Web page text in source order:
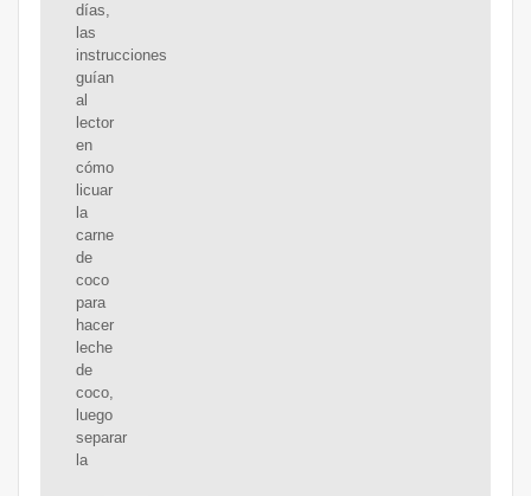
días,
las
instrucciones
guían
al
lector
en
cómo
licuar
la
carne
de
coco
para
hacer
leche
de
coco,
luego
separar
la